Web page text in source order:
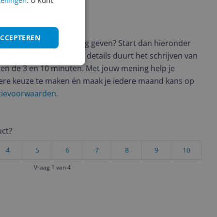
geschreven
wil je graag je mening geven? Start dan hieronder
Afhankelijk van de details duurt het schrijven van
de 3 en 10 minuten. Met jouw mening help je
keuze te maken én maak je iedere maand kans op
10
9
8
7
6
5
4
Vraag 1 van 4